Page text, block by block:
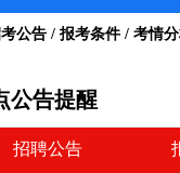
公告 / 报考条件 / 考情
公告提醒
招聘公告